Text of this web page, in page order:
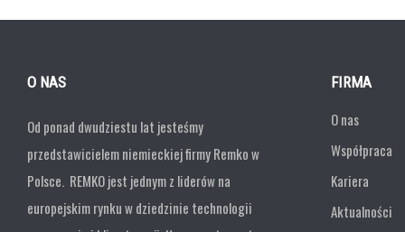
O NAS
Od ponad dwudziestu lat jesteśmy
przedstawicielem niemieckiej firmy Remko w
Polsce. REMKO jest jednym z liderów na
europejskim rynku w dziedzinie technologii
FIRMA
O nas
Współpraca
Kariera
Aktualności